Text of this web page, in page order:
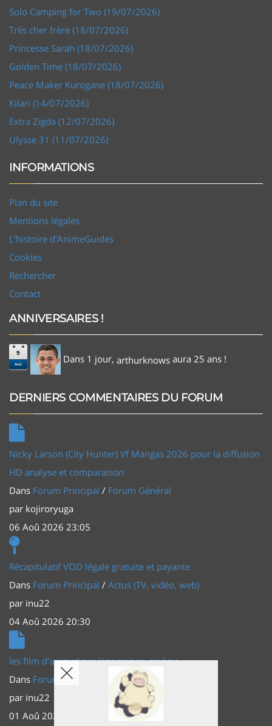
Solo Camping for Two (19/07/2026)
Très cher frère (18/07/2026)
Princesse Sarah (18/07/2026)
Golden Time (18/07/2026)
Peace Maker Kurogane (18/07/2026)
Kilari (14/07/2026)
Extra Zigda (12/07/2026)
Ulysse 31 (11/07/2026)
INFORMATIONS
Plan du site
Mentions légales
L'histoire d'AnimeGuides
Cookies
Rechercher
Contact
ANNIVERSAIRES !
9
Aoû Dans 1 jour, arthurknows aura 25 ans !
DERNIERS COMMENTAIRES DU FORUM
Nicky Larson (City Hunter) Vf Mangas 2026 pour la diffusion
HD analyse et comparaison
Dans Forum Principal / Forum Général
par kojiroryuga
06 Aoû 2026 23:05
Récapitulatif VOD légale gratuite et payante
Dans Forum Principal / Actus (TV, vidéo, web)
par inu22
04 Aoû 2026 20:30
les film d'animations Japonais au cinéma
Dans Forum Principal
Actus (TV, vidéo, web)
par inu22
01 Aoû 2026 20:56